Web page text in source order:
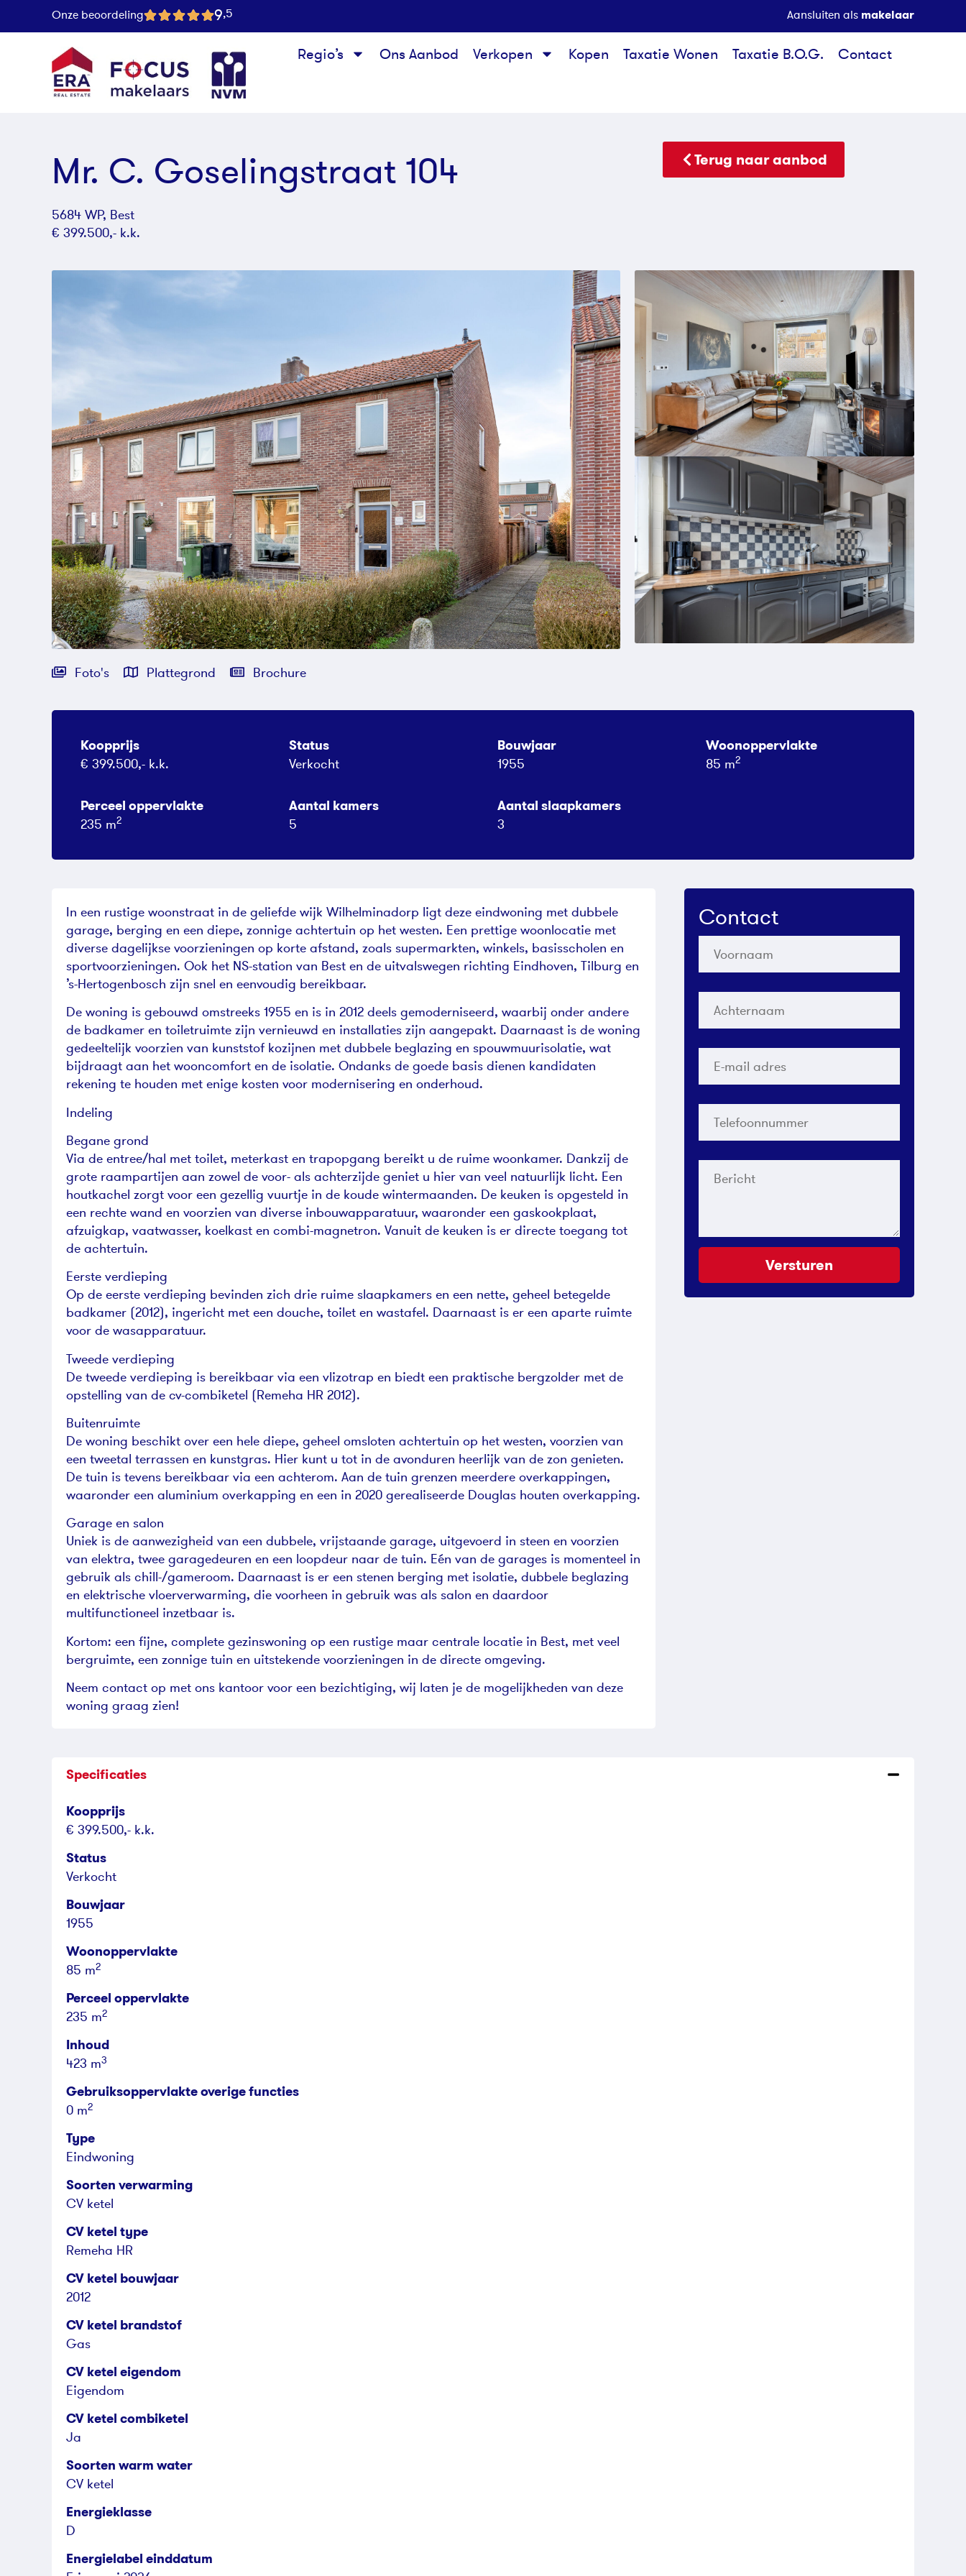
Onze beoordeling 9,5 Aansluiten als makelaar
Regio’s Ons Aanbod Verkopen Kopen Taxatie Wonen Taxatie B.O.G. Contact
Mr. C. Goselingstraat 104
5684 WP, Best
€ 399.500,- k.k.
Terug naar aanbod
Foto's Plattegrond Brochure
Koopprijs
€ 399.500,- k.k.
Status
Verkocht
Bouwjaar
1955
Woonoppervlakte
85 m2
Perceel oppervlakte
235 m2
Aantal kamers
5
Aantal slaapkamers
3
In een rustige woonstraat in de geliefde wijk Wilhelminadorp ligt deze eindwoning met dubbele
garage, berging en een diepe, zonnige achtertuin op het westen. Een prettige woonlocatie met
diverse dagelijkse voorzieningen op korte afstand, zoals supermarkten, winkels, basisscholen en
sportvoorzieningen. Ook het NS-station van Best en de uitvalswegen richting Eindhoven, Tilburg en
’s-Hertogenbosch zijn snel en eenvoudig bereikbaar.
De woning is gebouwd omstreeks 1955 en is in 2012 deels gemoderniseerd, waarbij onder andere
de badkamer en toiletruimte zijn vernieuwd en installaties zijn aangepakt. Daarnaast is de woning
gedeeltelijk voorzien van kunststof kozijnen met dubbele beglazing en spouwmuurisolatie, wat
bijdraagt aan het wooncomfort en de isolatie. Ondanks de goede basis dienen kandidaten
rekening te houden met enige kosten voor modernisering en onderhoud.
Indeling
Begane grond
Via de entree/hal met toilet, meterkast en trapopgang bereikt u de ruime woonkamer. Dankzij de
grote raampartijen aan zowel de voor- als achterzijde geniet u hier van veel natuurlijk licht. Een
houtkachel zorgt voor een gezellig vuurtje in de koude wintermaanden. De keuken is opgesteld in
een rechte wand en voorzien van diverse inbouwapparatuur, waaronder een gaskookplaat,
afzuigkap, vaatwasser, koelkast en combi-magnetron. Vanuit de keuken is er directe toegang tot
de achtertuin.
Eerste verdieping
Op de eerste verdieping bevinden zich drie ruime slaapkamers en een nette, geheel betegelde
badkamer (2012), ingericht met een douche, toilet en wastafel. Daarnaast is er een aparte ruimte
voor de wasapparatuur.
Tweede verdieping
De tweede verdieping is bereikbaar via een vlizotrap en biedt een praktische bergzolder met de
opstelling van de cv-combiketel (Remeha HR 2012).
Buitenruimte
De woning beschikt over een hele diepe, geheel omsloten achtertuin op het westen, voorzien van
een tweetal terrassen en kunstgras. Hier kunt u tot in de avonduren heerlijk van de zon genieten.
De tuin is tevens bereikbaar via een achterom. Aan de tuin grenzen meerdere overkappingen,
waaronder een aluminium overkapping en een in 2020 gerealiseerde Douglas houten overkapping.
Garage en salon
Uniek is de aanwezigheid van een dubbele, vrijstaande garage, uitgevoerd in steen en voorzien
van elektra, twee garagedeuren en een loopdeur naar de tuin. Eén van de garages is momenteel in
gebruik als chill-/gameroom. Daarnaast is er een stenen berging met isolatie, dubbele beglazing
en elektrische vloerverwarming, die voorheen in gebruik was als salon en daardoor
multifunctioneel inzetbaar is.
Kortom: een fijne, complete gezinswoning op een rustige maar centrale locatie in Best, met veel
bergruimte, een zonnige tuin en uitstekende voorzieningen in de directe omgeving.
Neem contact op met ons kantoor voor een bezichtiging, wij laten je de mogelijkheden van deze
woning graag zien!
Contact
mail
adres*
Versturen
Specificaties
Koopprijs
€ 399.500,- k.k.
Status
Verkocht
Bouwjaar
1955
Woonoppervlakte
85 m2
Perceel oppervlakte
235 m2
Inhoud
423 m3
Gebruiksoppervlakte overige functies
0 m2
Type
Eindwoning
Soorten verwarming
CV ketel
CV ketel type
Remeha HR
CV ketel bouwjaar
2012
CV ketel brandstof
Gas
CV ketel eigendom
Eigendom
CV ketel combiketel
Ja
Soorten warm water
CV ketel
Energieklasse
D
Energielabel einddatum